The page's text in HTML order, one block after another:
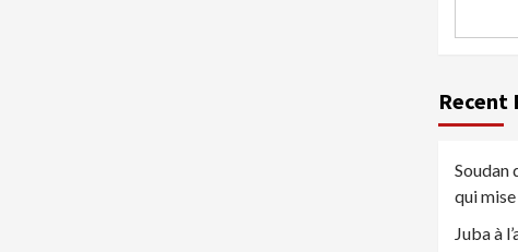
Recent
Soudan
qui
Juba à